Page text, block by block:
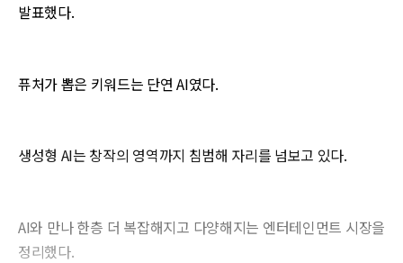
발표했다.
퓨처가 뽑은 키워드는 단연 AI였다.
생성형 AI는 창작의 영역까지 침범해 자리를 넘보고 있다.
AI와 만나 한층 더 복잡해지고 다양해지는 엔터테인먼트 시장을
정리했다.